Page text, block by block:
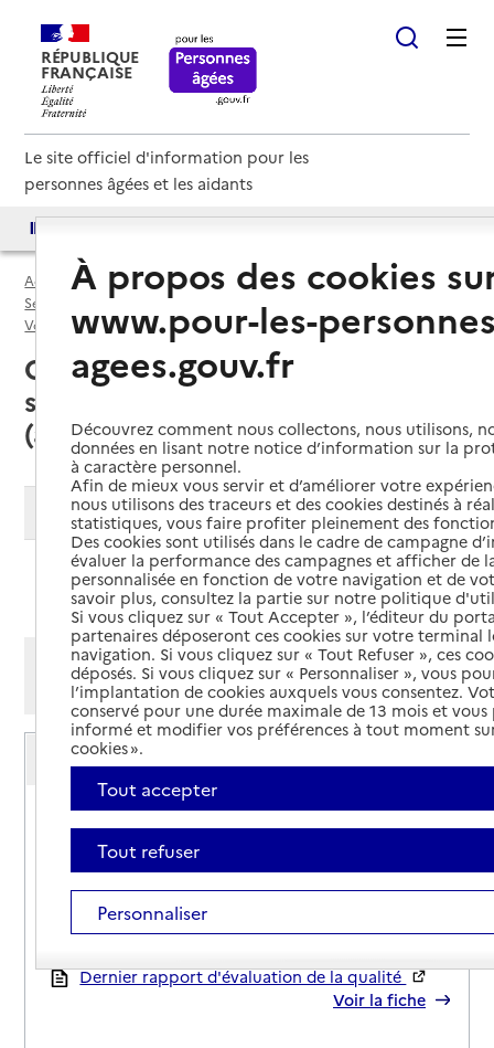
RÉPUBLIQUE
FRANÇAISE
Le site officiel d'information pour les
personnes âgées et les aidants
Accueil
Espace annuaire
Services autonomie à domicile (aide) par département
Vosges (88)
Service autonomie à domicile (aide)
Charmes (88130) : liste des
services autonomie à domicile
(aide)
Modifier ma recherche
Ajouter cette recherche aux favoris
Afficher les résultats par:
Mode liste
Mode carte
Service autonomie à domicile (aide)
ADMR
Adresse
4 place Henri Breton
-Charmes
03 29 38 12 83
Contact
Rapport HAS
Dernier rapport d'évaluation de la qualité
Voir la fiche
À propos des cookies
www.pour-les-
agees.gouv.fr
Découvrez comment nous collectons, nous utilisons,
données en lisant notre notice d’information sur la
à caractère personnel.
Afin de mieux vous servir et d’améliorer votre
nous utilisons des traceurs et des cookies destinés à
statistiques, vous faire profiter pleinement des
Des cookies sont utilisés dans le cadre de campagne
évaluer la performance des campagnes et afficher de
personnalisée en fonction de votre navigation et de
savoir plus, consultez la partie sur notre politique
Si vous cliquez sur « Tout Accepter », l’éditeur du
partenaires déposeront ces cookies sur votre terminal
navigation. Si vous cliquez sur « Tout Refuser », ces
déposés. Si vous cliquez sur « Personnaliser », vous
l’implantation de cookies auxquels vous consentez.
conservé pour une durée maximale de 13 mois et
informé et modifier vos préférences à tout moment
cookies ».
Tout accepter
Tout refuser
Personnaliser